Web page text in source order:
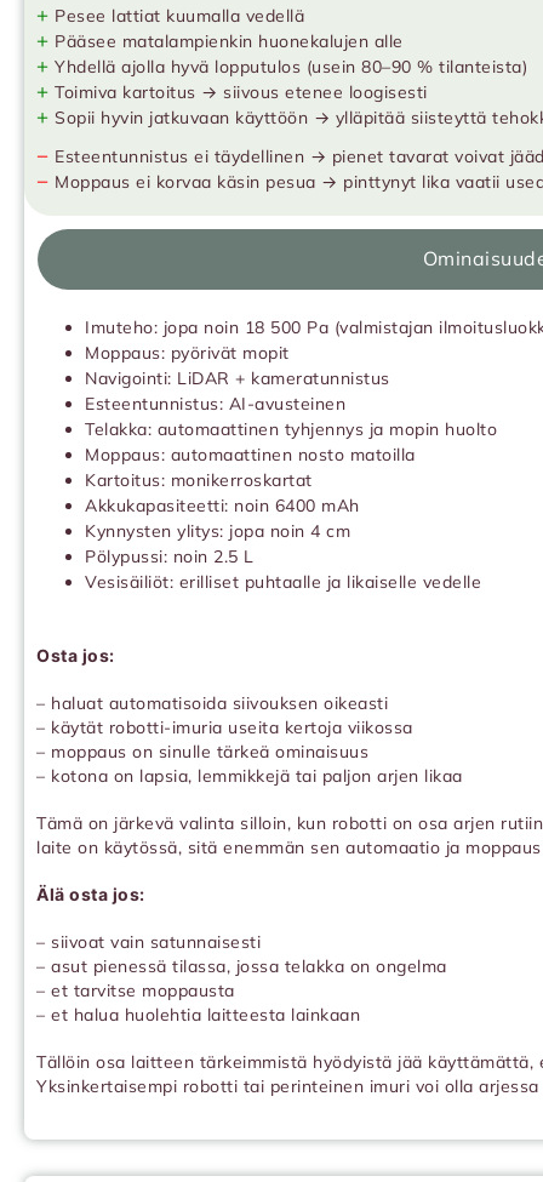
+ Pesee lattiat kuumalla vedellä
+ Pääsee matalampienkin huonekalujen alle
+ Yhdellä ajolla hyvä lopputulos (usein 80–90 % tilanteista)
+ Toimiva kartoitus → siivous etenee loogisesti
+ Sopii hyvin jatkuvaan käyttöön → ylläpitää siisteyttä
− Esteentunnistus ei täydellinen → pienet tavarat voivat
− Moppaus ei korvaa käsin pesua → pinttynyt lika vaatii
Imuteho: jopa noin 18 500 Pa (valmistajan
Moppaus: pyörivät mopit
Navigointi: LiDAR + kameratunnistus
Esteentunnistus: AI-avusteinen
Telakka: automaattinen tyhjennys ja mopin huolto
Moppaus: automaattinen nosto matoilla
Kartoitus: monikerroskartat
Akkukapasiteetti: noin 6400 mAh
Kynnysten ylitys: jopa noin 4 cm
Pölypussi: noin 2.5 L
Vesisäiliöt: erilliset puhtaalle ja likaiselle vedelle
Osta jos:
– haluat automatisoida siivouksen oikeasti
– käytät robotti-imuria useita kertoja viikossa
– moppaus on sinulle tärkeä ominaisuus
– kotona on lapsia, lemmikkejä tai paljon arjen likaa
Tämä on järkevä valinta silloin, kun robotti on osa arjen
laite on käytössä, sitä enemmän sen automaatio ja
Älä osta jos:
– siivoat vain satunnaisesti
– asut pienessä tilassa, jossa telakka on ongelma
– et tarvitse moppausta
– et halua huolehtia laitteesta lainkaan
Tällöin osa laitteen tärkeimmistä hyödyistä jää
Yksinkertaisempi robotti tai perinteinen imuri voi olla